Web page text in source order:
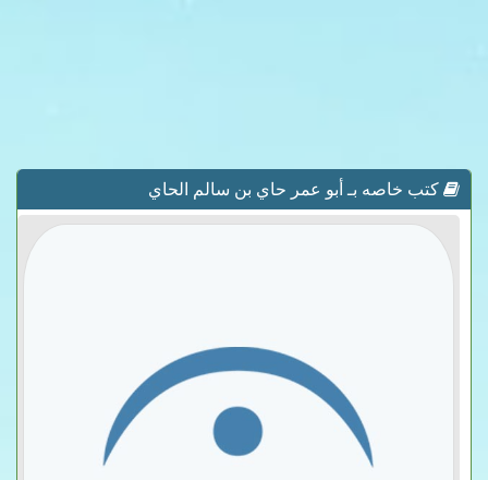
كتب خاصه بـ أبو عمر حاي بن سالم الحاي